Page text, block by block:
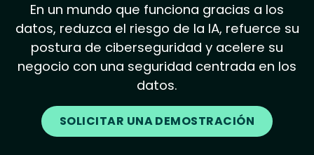
En un mundo que funciona gracias a los
datos, reduzca el riesgo de la IA, refuerce su
postura de ciberseguridad y acelere su
negocio con una seguridad centrada en los
datos.
SOLICITAR UNA DEMOSTRACIÓN